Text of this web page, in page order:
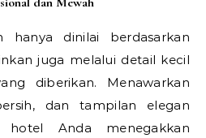
hanya dinilai berdasarkan
juga melalui detail kecil
diberikan. Menawarkan
dan tampilan elegan
hotel Anda menegakkan